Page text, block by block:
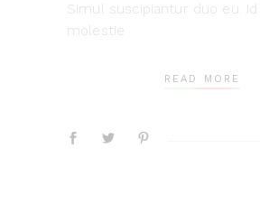
Simul suscipiantur duo eu.
molestie
READ MORE